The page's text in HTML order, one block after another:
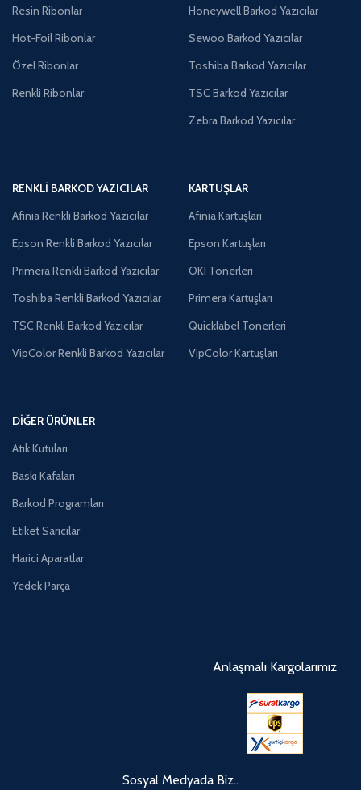
Resin Ribonlar
Hot-Foil Ribonlar
Özel Ribonlar
Renkli Ribonlar
Honeywell Barkod Yazıcılar
Sewoo Barkod Yazıcılar
Toshiba Barkod Yazıcılar
TSC Barkod Yazıcılar
Zebra Barkod Yazıcılar
RENKLI BARKOD YAZICILAR
Afinia Renkli Barkod Yazıcılar
Epson Renkli Barkod Yazıcılar
Primera Renkli Barkod Yazıcılar
Toshiba Renkli Barkod Yazıcılar
TSC Renkli Barkod Yazıcılar
VipColor Renkli Barkod Yazıcılar
KARTUŞLAR
Afinia Kartuşları
Epson Kartuşları
OKI Tonerleri
Primera Kartuşları
Quicklabel Tonerleri
VipColor Kartuşları
DIĞER ÜRÜNLER
Atık Kutuları
Baskı Kafaları
Barkod Programları
Etiket Sarıcılar
Harici Aparatlar
Yedek Parça
Anlaşmalı Kargolarımız
Sosyal Medyada Biz..